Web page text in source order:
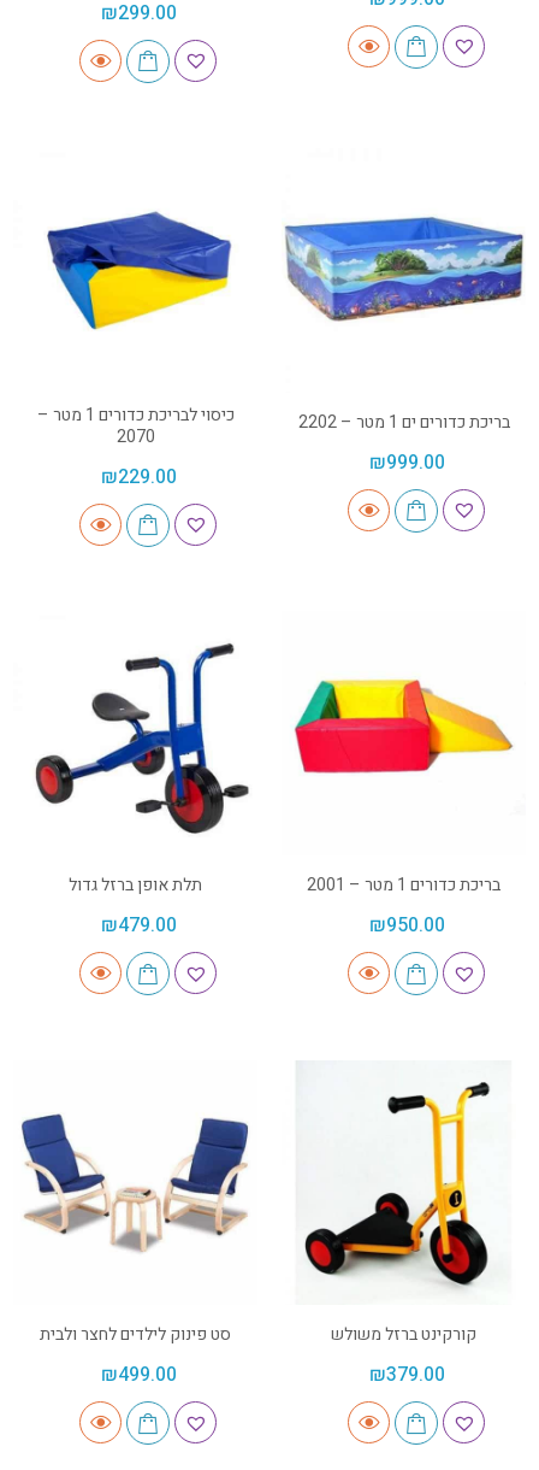
₪299.00
בריכת כדורים ים 1 מטר – 2202
₪999.00
כיסוי לבריכת כדורים 1 מטר –
2070
₪229.00
בריכת כדורים 1 מטר – 2001
₪950.00
תלת אופן ברזל גדול
₪479.00
קורקינט ברזל משולש
₪379.00
סט פינוק לילדים לחצר ולבית
₪499.00